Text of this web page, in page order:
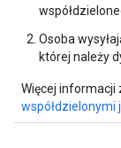
Osoba
której należy
Więcej informacji